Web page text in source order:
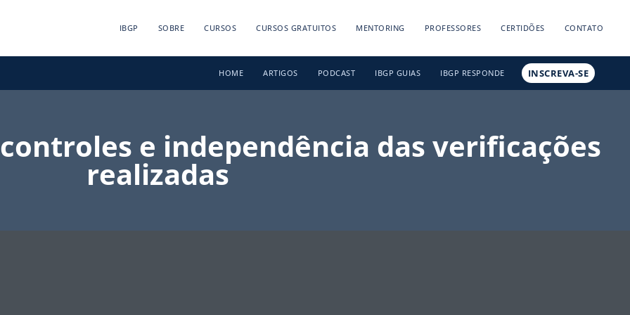
IBGP SOBRE CURSOS CURSOS GRATUITOS MENTORING PROFESSORES CERTIDÕES CONTATO
HOME ARTIGOS PODCAST IBGP GUIAS IBGP RESPONDE INSCREVA-SE
e independência das verificações
realizadas